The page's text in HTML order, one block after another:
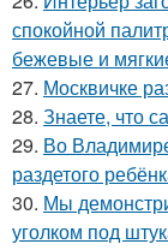
спокойной
бежевые и
27. Москвичке
28. Знаете, что
29. Во
раздетого
30. Мы
уголком под